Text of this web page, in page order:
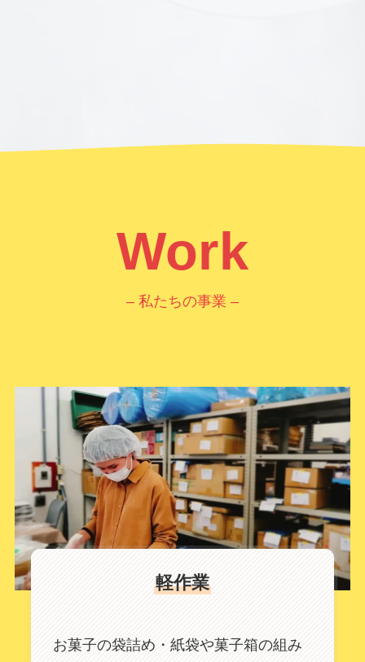
Work
– 私たちの事業 –
軽作業
お菓子の袋詰め・紙袋や菓子箱の組み